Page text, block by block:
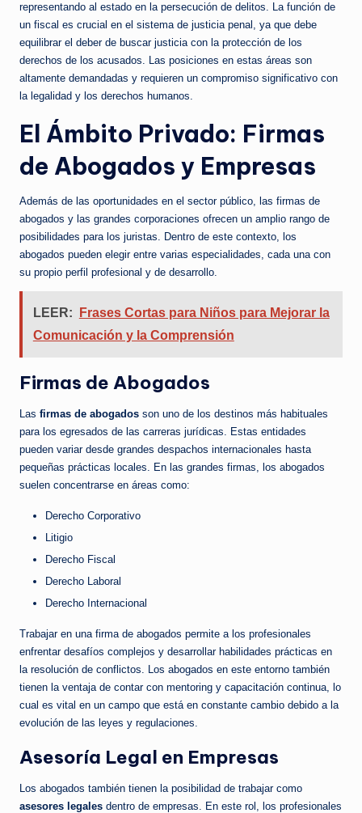
representando al estado en la persecución de delitos. La función de
un fiscal es crucial en el sistema de justicia penal, ya que debe
equilibrar el deber de buscar justicia con la protección de los
derechos de los acusados. Las posiciones en estas áreas son
altamente demandadas y requieren un compromiso significativo con
la legalidad y los derechos humanos.
El Ámbito Privado: Firmas
de Abogados y Empresas
Además de las oportunidades en el sector público, las firmas de
abogados y las grandes corporaciones ofrecen un amplio rango de
posibilidades para los juristas. Dentro de este contexto, los
abogados pueden elegir entre varias especialidades, cada una con
su propio perfil profesional y de desarrollo.
LEER:
Frases Cortas para Niños para Mejorar la
Comunicación y la Comprensión
Firmas de Abogados
Las firmas de abogados son uno de los destinos más habituales
para los egresados de las carreras jurídicas. Estas entidades
pueden variar desde grandes despachos internacionales hasta
pequeñas prácticas locales. En las grandes firmas, los abogados
suelen concentrarse en áreas como:
Derecho Corporativo
Litigio
Derecho Fiscal
Derecho Laboral
Derecho Internacional
Trabajar en una firma de abogados permite a los profesionales
enfrentar desafíos complejos y desarrollar habilidades prácticas en
la resolución de conflictos. Los abogados en este entorno también
tienen la ventaja de contar con mentoring y capacitación continua, lo
cual es vital en un campo que está en constante cambio debido a la
evolución de las leyes y regulaciones.
Asesoría Legal en Empresas
Los abogados también tienen la posibilidad de trabajar como
asesores legales dentro de empresas. En este rol, los profesionales